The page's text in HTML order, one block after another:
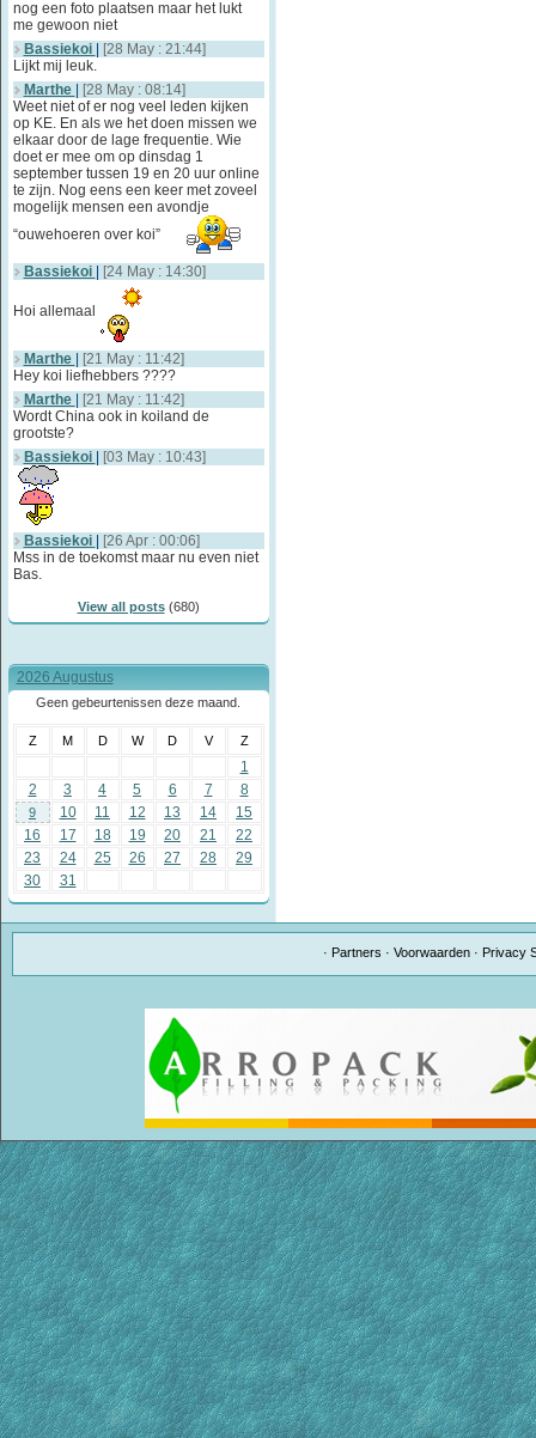
nog een foto plaatsen maar het lukt
me gewoon niet
Bassiekoi
[28 May : 21:44]
Lijkt mij leuk.
Marthe
[28 May : 08:14]
Weet niet of er nog veel leden kijken
op KE. En als we het doen missen we
elkaar door de lage frequentie. Wie
doet er mee om op dinsdag 1
september tussen 19 en 20 uur online
te zijn. Nog eens een keer met zoveel
mogelijk mensen een avondje
“ouwehoeren over koi”
Bassiekoi [24 May : 14:30]
Hoi allemaal
Marthe
[21 May : 11:42]
Hey koi liefhebbers ????
Marthe
[21 May : 11:42]
Wordt China ook in koiland de
grootste?
Bassiekoi
[03 May : 10:43]
Bassiekoi
[26 Apr : 00:06]
Mss in de toekomst maar nu even niet
Bas.
View all posts(680)
2026 Augustus
Geen gebeurtenissen deze maand.
Z M D W D V Z
1
2
3 4 5 6 7 8
9 10 11 12 13 14
15
16
17 18 19 20 21
22
23
24 25 26 27 28
29
30
31
· Partners ·Voorwaarden · Privacy